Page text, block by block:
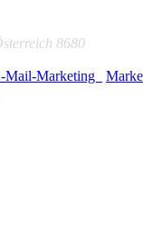
8680
Mail-Marketing